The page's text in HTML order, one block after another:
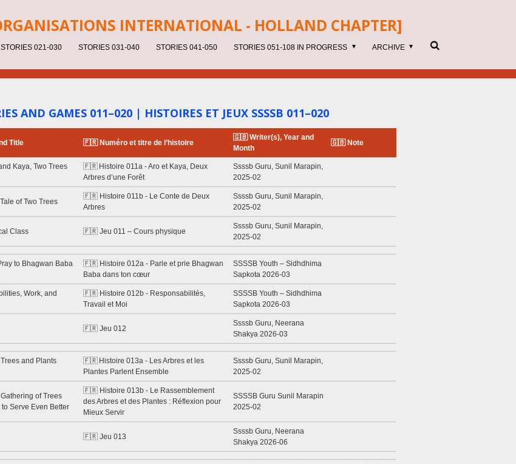
INTERNATIONAL - HOLLAND CHAPTER]
STORIES 021-030 STORIES 031-040 STORIES 041-050 STORIES 051-108 IN PROGRESS ARCHIVE
AND GAMES 011–020 | HISTOIRES ET JEUX SSSSB 011–020
Title 🇫🇷 Numéro et titre de l’histoire
🇬🇧 Writer(s), Year and
Month
🇬🇧 Note
Kaya, Two Trees
🇫🇷 Histoire 011a - Aro et Kaya, Deux
Arbres d’une Forêt
Ssssb Guru, Sunil Marapin,
2025-02
of Two Trees
🇫🇷 Histoire 011b - Le Conte de Deux
Arbres
Ssssb Guru, Sunil Marapin,
2025-02
Class 🇫🇷 Jeu 011 – Cours physique
Ssssb Guru, Sunil Marapin,
2025-02
to Bhagwan Baba
🇫🇷 Histoire 012a - Parle et prie Bhagwan
Baba dans ton cœur
SSSSB Youth – Sidhdhima
Sapkota 2026-03
Work, and
🇫🇷 Histoire 012b - Responsabilités,
Travail et Moi
SSSSB Youth – Sidhdhima
Sapkota 2026-03
🇫🇷 Jeu 012
Ssssb Guru, Neerana
Shakya 2026-03
and Plants
🇫🇷 Histoire 013a - Les Arbres et les
Plantes Parlent Ensemble
Ssssb Guru, Sunil Marapin,
2025-02
of Trees
Serve Even Better
🇫🇷 Histoire 013b - Le Rassemblement
des Arbres et des Plantes : Réflexion pour
Mieux Servir
SSSSB Guru Sunil Marapin
2025-02
🇫🇷 Jeu 013
Ssssb Guru, Neerana
Shakya 2026-06